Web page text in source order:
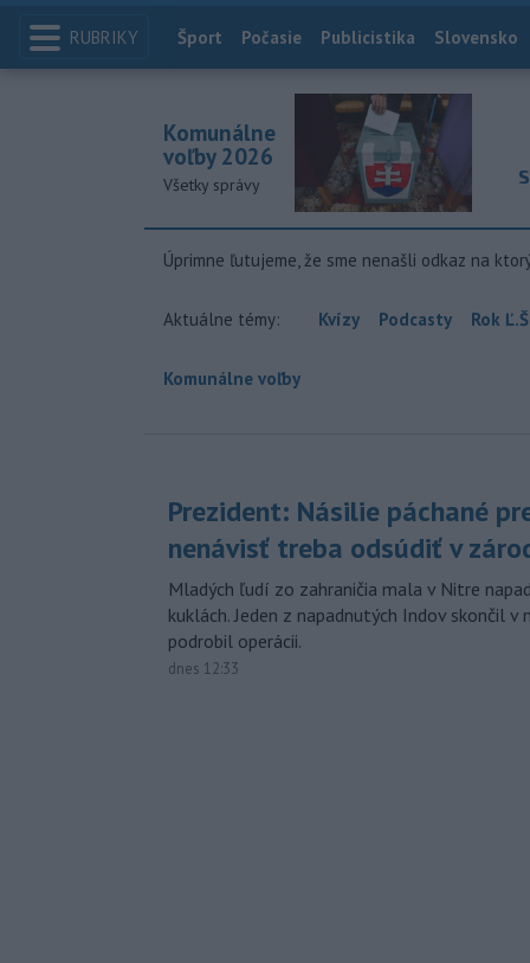
RUBRIKY Index
Šport Počasie Publicistika Slovensko
Komunálne
voľby 2026
Všetky správy
Úprimne ľutujeme, že sme nenašli odkaz na
Aktuálne témy: Kvízy Podcasty Rok
Komunálne voľby
Prezident: Násilie páchané
nenávisť treba odsúdiť v
Mladých ľudí zo zahraničia mala v Nitre
kuklách. Jeden z napadnutých Indov skončil v
podrobil operácii.
dnes 12:33